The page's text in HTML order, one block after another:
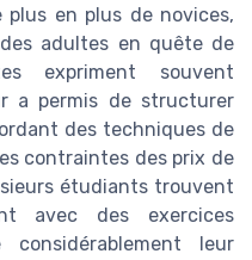
en plus de novices,
adultes en quête de
expriment souvent
a permis de structurer
des techniques de
contraintes des prix de
étudiants trouvent
avec des exercices
considérablement leur